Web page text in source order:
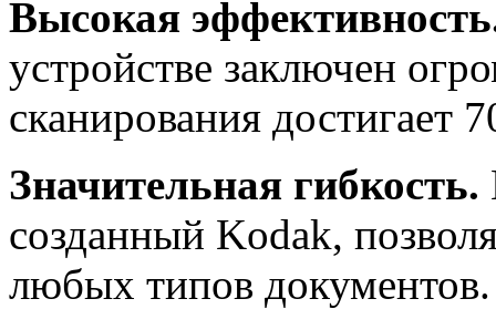
Высокая
устройстве заключен
сканирования достигает
Значительная гибкость.
созданный Kodak,
любых типов